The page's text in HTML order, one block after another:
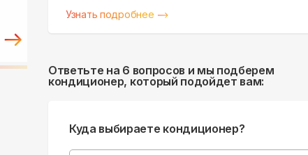
Узнать подробнее
Ответьте на 6 вопросов и мы подберем
кондиционер, который подойдет вам:
Куда выбираете кондиционер?